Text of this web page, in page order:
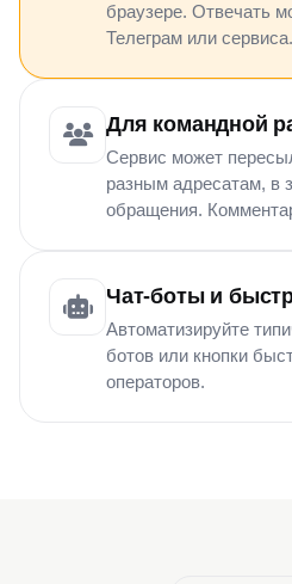
браузере. Отвечать
Телеграм или сервиса.
Для командной
Сервис может
разным адресатам, в
обращения.
Чат-боты и
Автоматизируйте
ботов или кнопки
операторов.